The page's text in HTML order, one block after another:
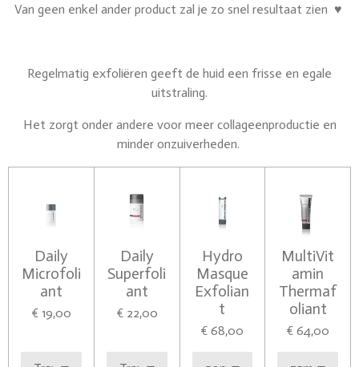
Van geen enkel ander product zal je zo snel resultaat zien ♥
Regelmatig exfoliëren geeft de huid een frisse en egale
uitstraling.
Het zorgt onder andere voor meer collageenproductie en
minder onzuiverheden.
Daily
Microfoli
ant
€ 19,00
Daily
Superfoli
ant
€ 22,00
Hydro
Masque
Exfolian
t
€ 68,00
MultiVit
amin
Thermaf
oliant
€ 64,00